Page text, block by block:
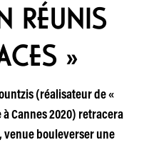
RÉUNIS
»
(réalisateur de «
Cannes 2020) retracera
bouleverser une